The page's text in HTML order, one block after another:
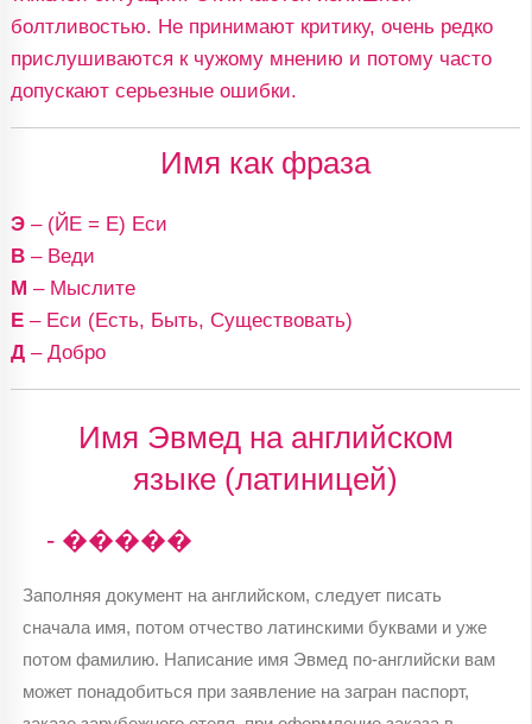
болтливостью. Не принимают критику, очень редко
прислушиваются к чужому мнению и потому часто
допускают серьезные ошибки.
Имя как фраза
Э– (ЙЕ = Е) Еси
В– Веди
М – Мыслите
Е– Еси (Есть, Быть, Существовать)
Д– Добро
Имя Эвмед на английском
языке (латиницей)
- �����
Заполняя документ на английском, следует писать
сначала имя, потом отчество латинскими буквами и уже
потом фамилию. Написание имя Эвмед по-английски вам
может понадобиться при заявление на загран паспорт,